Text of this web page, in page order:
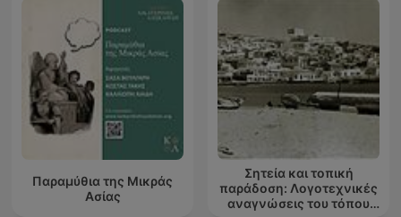
Παραμύθια της Μικράς
Ασίας
Σητεία και τοπική
παράδοση: Λογοτεχνικές
αναγνώσεις του τόπου